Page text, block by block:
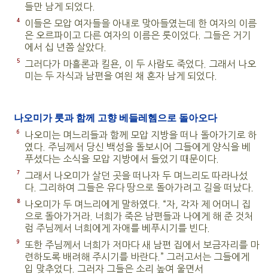
들만 남게 되었다.
4
이들은 모압 여자들을 아내로 맞아들였는데 한 여자의 이름
은 오르파이고 다른 여자의 이름은 룻이었다. 그들은 거기
에서 십 년쯤 살았다.
5
그러다가 마흘론과 킬욘, 이 두 사람도 죽었다. 그래서 나오
미는 두 자식과 남편을 여읜 채 혼자 남게 되었다.
나오미가 룻과 함께 고향 베들레헴으로 돌아오다
6
나오미는 며느리들과 함께 모압 지방을 떠나 돌아가기로 하
였다. 주님께서 당신 백성을 돌보시어 그들에게 양식을 베
푸셨다는 소식을 모압 지방에서 들었기 때문이다.
7
그래서 나오미가 살던 곳을 떠나자 두 며느리도 따라나섰
다. 그리하여 그들은 유다 땅으로 돌아가려고 길을 떠났다.
8
나오미가 두 며느리에게 말하였다. “자, 각자 제 어머니 집
으로 돌아가거라. 너희가 죽은 남편들과 나에게 해 준 것처
럼 주님께서 너희에게 자애를 베푸시기를 빈다.
9
또한 주님께서 너희가 저마다 새 남편 집에서 보금자리를 마
련하도록 배려해 주시기를 바란다.” 그러고서는 그들에게
입 맞추었다. 그러자 그들은 소리 높여 울면서